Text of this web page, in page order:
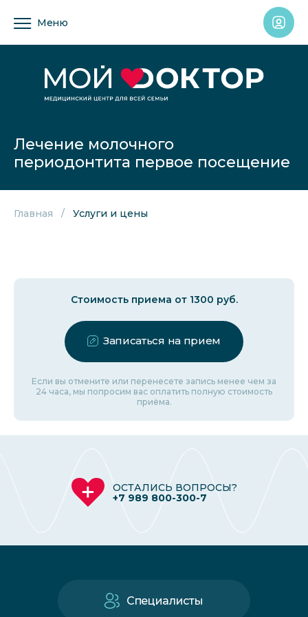
Меню
Лечение молочного
периодонтита первое посещение
Главная Услуги и цены
Стоимость приема от 1300 руб.
Записаться на прием
Если вы отмените или перенесете запись менее чем за
24 часа, мы попросим вас оплатить полную стоимость
приёма.
ОСТАЛИСЬ ВОПРОСЫ?
+7 989 800-300-7
Специалисты